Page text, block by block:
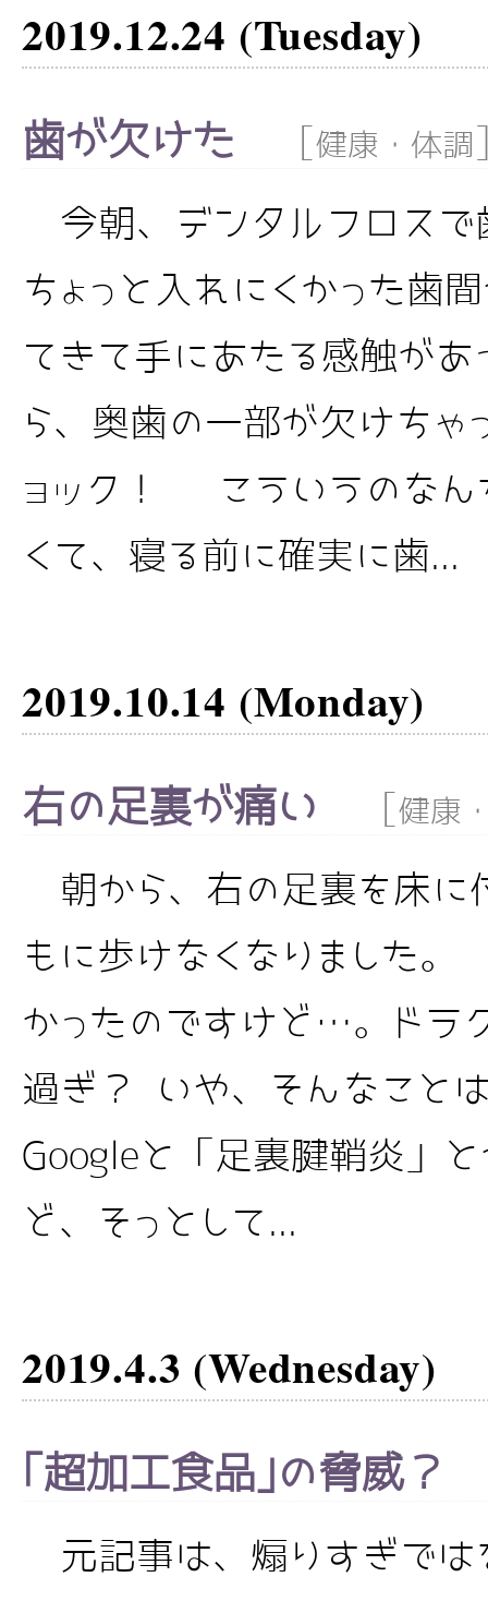
2019.12.24 (Tuesday)
歯が欠けた 健康・体調
今朝、デンタルフロスで
ちょっと入れにくかった歯
てきて手にあたる感触があ
ら、奥歯の一部が欠けちゃ
ョック！ こういうのなん
くて、寝る前に確実に歯...
2019.10.14 (Monday)
右の足裏が痛い 健康
朝から、右の足裏を床に
もに歩けなくなりました
かったのですけど…。ドラ
過ぎ？ いや、そんなこ
Googleと「足裏腱鞘炎」
ど、そっとして...
2019.4.3 (Wednesday)
｢超加工食品｣の脅威？
元記事は、煽りすぎで